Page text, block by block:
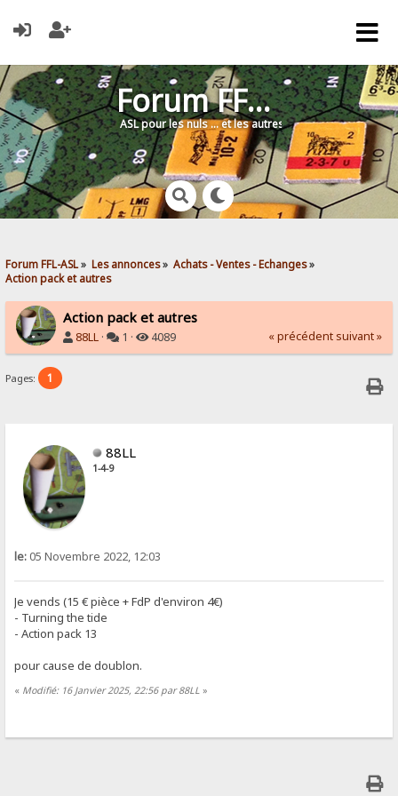
Forum FFL-ASL
ASL pour les nuls … et les autres !
Forum FFL-ASL» Les annonces» Achats - Ventes - Echanges»
Action pack et autres
Action pack et autres
88LL · 1 · 4089 « précédent suivant »
Pages: 1
88LL
1-4-9
le: 05 Novembre 2022, 12:03
Je vends (15 € pièce + FdP d'environ 4€)
- Turning the tide
- Action pack 13
pour cause de doublon.
« Modifié: 16 Janvier 2025, 22:56 par 88LL »